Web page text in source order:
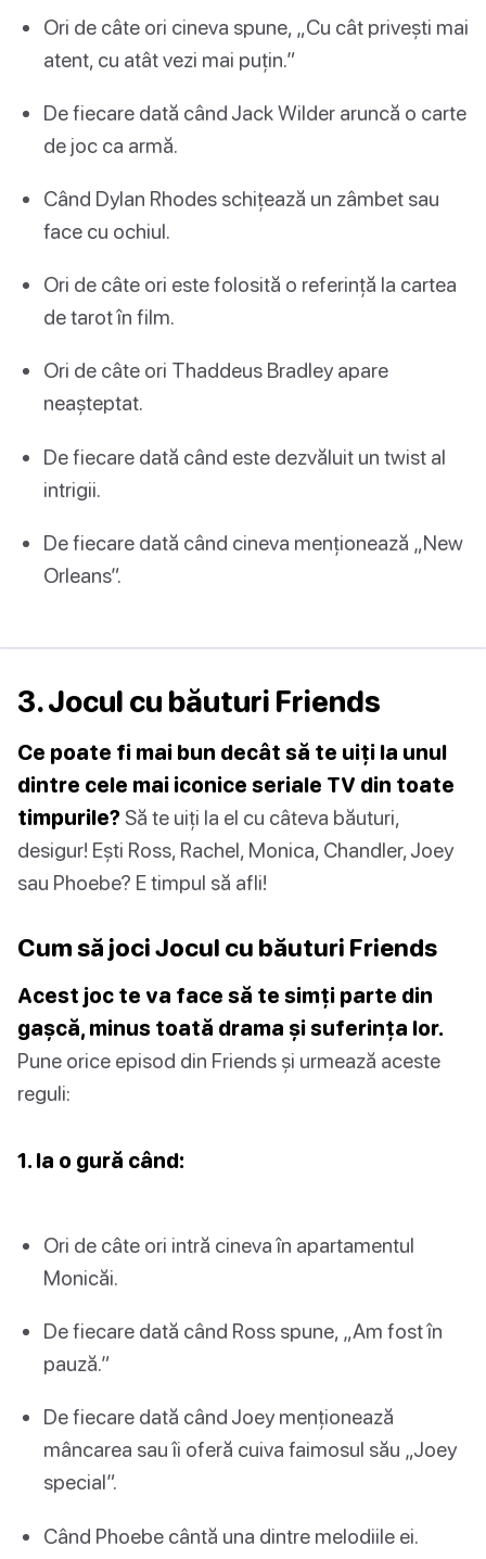
Ori de câte ori cineva spune, „Cu cât privești mai
atent, cu atât vezi mai puțin.”
De fiecare dată când Jack Wilder aruncă o carte
de joc ca armă.
Când Dylan Rhodes schițează un zâmbet sau
face cu ochiul.
Ori de câte ori este folosită o referință la cartea
de tarot în film.
Ori de câte ori Thaddeus Bradley apare
neașteptat.
De fiecare dată când este dezvăluit un twist al
intrigii.
De fiecare dată când cineva menționează „New
Orleans”.
3. Jocul cu băuturi Friends
Ce poate fi mai bun decât să te uiți la unul
dintre cele mai iconice seriale TV din toate
timpurile? Să te uiți la el cu câteva băuturi,
desigur! Ești Ross, Rachel, Monica, Chandler, Joey
sau Phoebe? E timpul să afli!
Cum să joci Jocul cu băuturi Friends
Acest joc te va face să te simți parte din
gașcă, minus toată drama și suferința lor.
Pune orice episod din Friends și urmează aceste
reguli:
1. Ia o gură când:
Ori de câte ori intră cineva în apartamentul
Monicăi.
De fiecare dată când Ross spune, „Am fost în
pauză.”
De fiecare dată când Joey menționează
mâncarea sau îi oferă cuiva faimosul său „Joey
special”.
Când Phoebe cântă una dintre melodiile ei.